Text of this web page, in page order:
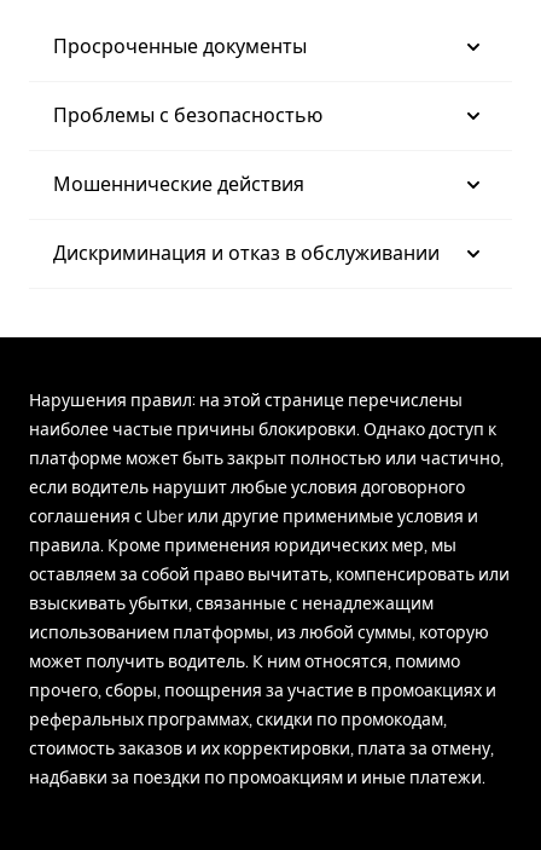
Просроченные документы
Проблемы с безопасностью
Мошеннические действия
Дискриминация и отказ в обслуживании
Нарушения правил: на этой странице перечислены
наиболее частые причины блокировки. Однако доступ к
платформе может быть закрыт полностью или частично,
если водитель нарушит любые условия договорного
соглашения с Uber или другие применимые условия и
правила. Кроме применения юридических мер, мы
оставляем за собой право вычитать, компенсировать или
взыскивать убытки, связанные с ненадлежащим
использованием платформы, из любой суммы, которую
может получить водитель. К ним относятся, помимо
прочего, сборы, поощрения за участие в промоакциях и
реферальных программах, скидки по промокодам,
стоимость заказов и их корректировки, плата за отмену,
надбавки за поездки по промоакциям и иные платежи.